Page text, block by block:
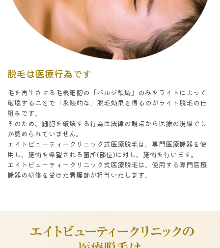
脱毛は医療行為です
毛を再生させる毛根細胞の「バルジ領域」のみをライトによって
破壊することで「永続的な」脱毛効果を得るのがライト脱毛の仕
組みです。
そのため、細胞を破壊する行為は法律の観点から医療の現場でし
か認められていません。
エイトビューティークリニック式医療脱毛は、専門医療機器を使
用し、施術を希望される箇所(部位)に対し、施術を行います。
エイトビューティークリニック式医療脱毛は、使用する専門医療
機器の研修を受けた看護師が担当いたします。